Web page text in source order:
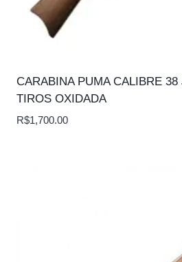
CARABINA PUMA CALIBRE
TIROS OXIDADA
R$1,700.00